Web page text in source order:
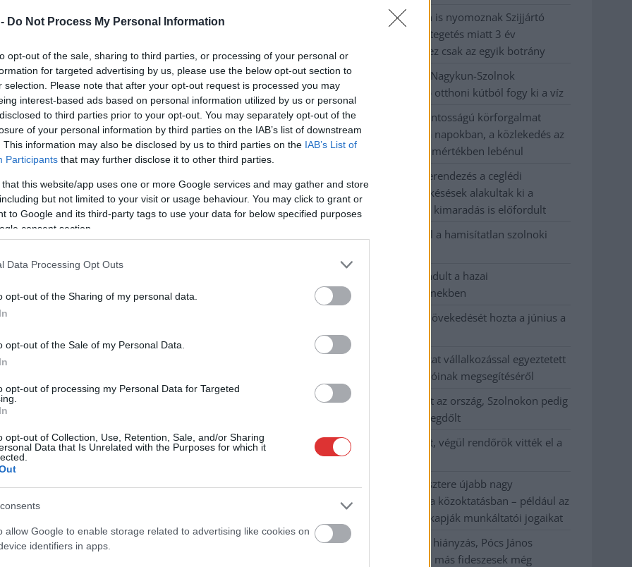
Do Not Process My Personal Information
opt-out of the sale, sharing to third parties, or processing of your personal or
for targeted advertising by us, please use the below opt-out section to
selection. Please note that after your opt-out request is processed you may
interest-based ads based on personal information utilized by us or personal
to third parties prior to your opt-out. You may separately opt-out of the
of your personal information by third parties on the IAB’s list of downstream
This information may also be disclosed by us to third parties on the IAB’s List of
Participants that may further disclose it to other third parties.
that this website/app uses one or more Google services and may gather and store
but not limited to your visit or usage behaviour. You may click to grant or
to Google and its third-party tags to use your data for below specified purposes
consent section.
Data Processing Opt Outs
opt-out of the Sharing of my personal data.
opt-out of the Sale of my Personal Data.
opt-out of processing my Personal Data for Targeted
opt-out of Collection, Use, Retention, Sale, and/or Sharing
Data that Is Unrelated with the Purposes for which it
allow Google to enable storage related to advertising like cookies on
identifiers in apps.
Már magasabb szinten is nyomoznak Szijjártó
büntetőügyében, vesztegetés miatt 3 év
letöltendőt kaphat és ez csak az egyik botrány
Problémák egész Jász-Nagykun-Szolnok
megyében: egyre több otthoni kútból fogy ki a víz
Szolnokon egy kulcsfontosságú körforgalmat
részlegesen lezárnak a napokban, a közlekedés az
átlagost is meghaladó mértékben lebénul
Elromlott a biztosítóberendezés a ceglédi
vasútvonalon, alapos késések alakultak ki a
menetrendhez képest, kimaradás is előfordult
Ön szerint hogy készül a hamisítatlan szolnoki
Országos ellenőrzés indult a hazai
akkumulátoripari üzemekben
Az idei év leglassabb növekedését hozta a június a
kiskereskedelemben
Györfi Mihály több tucat vállalkozással egyeztetett
a kerékpárgyár dolgozóinak megsegítéséről
41 fok fölé forrósodott az ország, Szolnokon pedig
egy másik rekord is megdőlt
Egy telefonhívást akart, végül rendőrök vitték el a
mezőtúri férfit
A Tisza kormány minisztere újabb nagy
változásokról döntött a közoktatásban – például az
iskolaigazgatók visszakapják munkáltatói jogaikat
Sok volt az igazolatlan hiányzás, Pócs János
fizetéslevonást kapott, más fideszesek még